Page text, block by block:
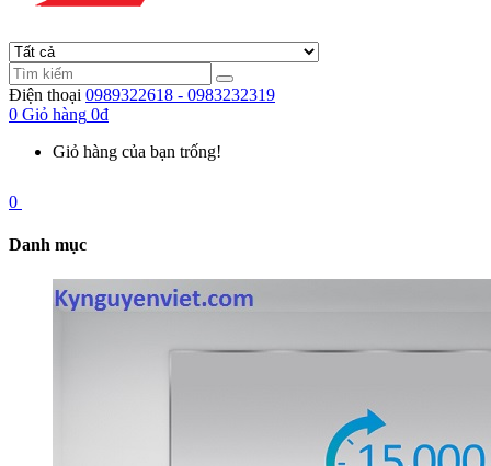
Điện thoại 0989322618 - 0983232319
0 Giỏ hàng 0đ
Giỏ hàng của bạn trống!
0
Danh mục